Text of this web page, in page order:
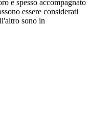
è spesso accompagnato
essere considerati
sono in